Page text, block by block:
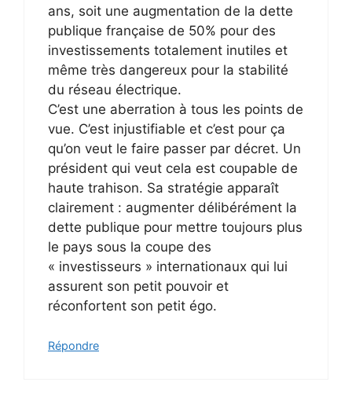
ans, soit une augmentation de la dette
publique française de 50% pour des
investissements totalement inutiles et
même très dangereux pour la stabilité
du réseau électrique.
C’est une aberration à tous les points de
vue. C’est injustifiable et c’est pour ça
qu’on veut le faire passer par décret. Un
président qui veut cela est coupable de
haute trahison. Sa stratégie apparaît
clairement : augmenter délibérément la
dette publique pour mettre toujours plus
le pays sous la coupe des
« investisseurs » internationaux qui lui
assurent son petit pouvoir et
réconfortent son petit égo.
Répondre